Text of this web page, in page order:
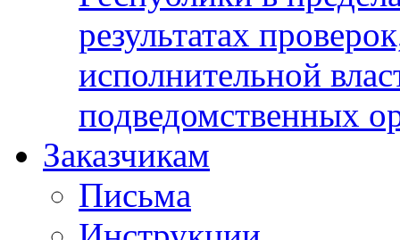
результатах
исполнительной
подведомственных
Заказчикам
Письма